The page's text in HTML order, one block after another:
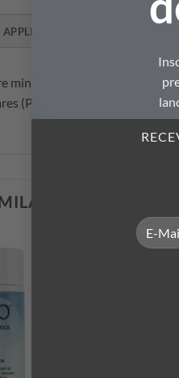
APPLICATION & CONSEILS
minéral multiprotection
(PLLA et 4GF) et d’autres